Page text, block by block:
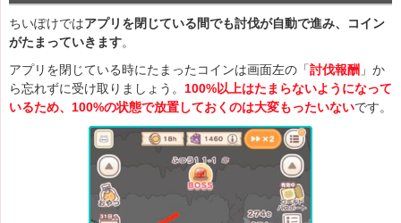
ちいぽけではアプリを閉じている間でも討伐が自動で進み、コイン
がたまっていきます。
アプリを閉じている時にたまったコインは画面左の「討伐報酬 」か
ら忘れずに受け取りましょう。 100%以上はたまらないようになって
いるため、100%の状態で放置しておくのは大変もったいないです。